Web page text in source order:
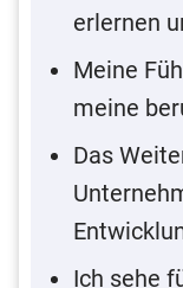
erlernen
Meine
meine
Das
Ich sehe